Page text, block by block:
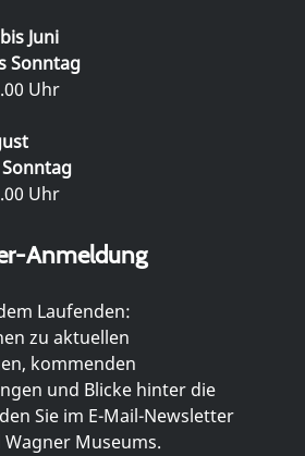
Juni
Sonntag
Uhr
Uhr
Anmeldung
Laufenden:
zu aktuellen
kommenden
und Blicke hinter die
Sie im E-Mail-Newsletter
Wagner Museums.